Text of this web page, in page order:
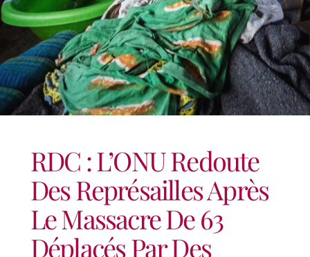
RDC : L’ONU Redoute
Des Représailles Après
Le Massacre De 63
Déplacés Par Des